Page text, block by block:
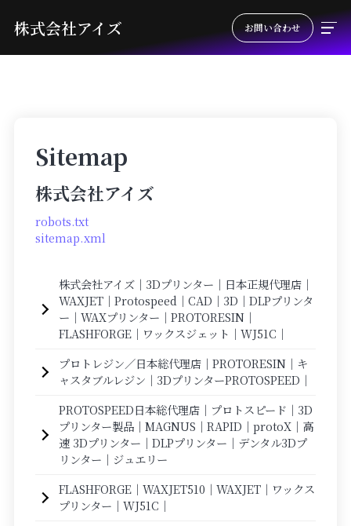
株式会社アイズ お問い合わせ
Sitemap
株式会社アイズ
robots.txt
sitemap.xml
株式会社アイズ｜3Dプリンター｜日本正規代理店｜
WAXJET｜Protospeed｜CAD｜3D｜DLPプリンタ
ー｜WAXプリンター｜PROTORESIN｜
FLASHFORGE｜ワックスジェット｜WJ51C｜
プロトレジン／日本総代理店｜PROTORESIN｜キ
ャスタブルレジン｜3DプリンターPROTOSPEED｜
PROTOSPEED日本総代理店｜プロトスピード｜3D
プリンター製品｜MAGNUS｜RAPID｜protoX｜高
速 3Dプリンター｜DLPプリンター｜デンタル3Dプ
リンター｜ジュエリー
FLASHFORGE｜WAXJET510｜WAXJET｜ワックス
プリンター｜WJ51C｜